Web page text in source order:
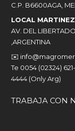
C.P. B6600AGA,
LOCAL MARTINEZ
AV. DEL
,ARGENTINA
✉️
Te 0054 (02324)
4444 (Only Arg)
TRABAJA CON